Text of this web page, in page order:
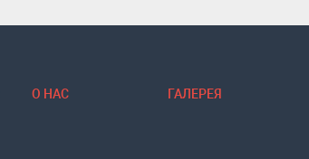
О НАС ГАЛЕРЕЯ